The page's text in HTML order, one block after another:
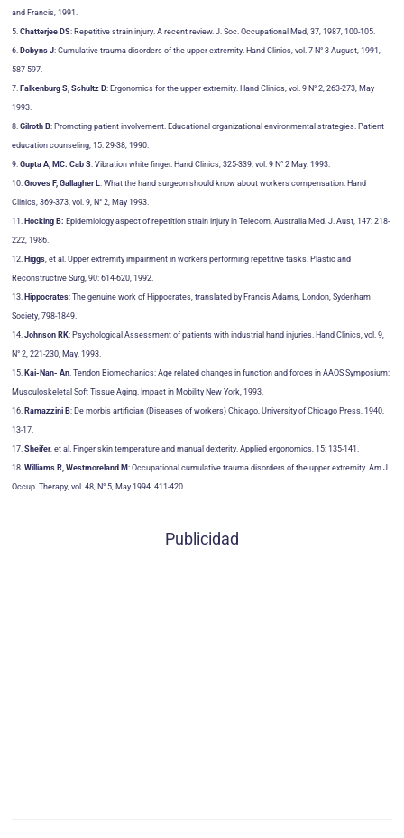
and Francis, 1991.
5. Chatterjee DS: Repetitive strain injury. A recent review. J. Soc. Occupational Med, 37, 1987, 100-105.
6. Dobyns J: Cumulative trauma disorders of the upper extremity. Hand Clinics, vol. 7 N° 3 August, 1991,
587-597.
7. Falkenburg S, Schultz D: Ergonomics for the upper extremity. Hand Clinics, vol. 9 N° 2, 263-273, May
1993.
8. Gilroth B: Promoting patient involvement. Educational organizational environmental strategies. Patient
education counseling, 15: 29-38, 1990.
9. Gupta A, MC. Cab S: Vibration white finger. Hand Clinics, 325-339, vol. 9 N° 2 May. 1993.
10. Groves F, Gallagher L: What the hand surgeon should know about workers compensation. Hand
Clinics, 369-373, vol. 9, N° 2, May 1993.
11. Hocking B: Epidemiology aspect of repetition strain injury in Telecom, Australia Med. J. Aust, 147: 218-
222, 1986.
12. Higgs, et al. Upper extremity impairment in workers performing repetitive tasks. Plastic and
Reconstructive Surg, 90: 614-620, 1992.
13. Hippocrates: The genuine work of Hippocrates, translated by Francis Adams, London, Sydenham
Society, 798-1849.
14. Johnson RK: Psychological Assessment of patients with industrial hand injuries. Hand Clinics, vol. 9,
N° 2, 221-230, May, 1993.
15. Kai-Nan- An. Tendon Biomechanics: Age related changes in function and forces in AAOS Symposium:
Musculoskeletal Soft Tissue Aging. Impact in Mobility New York, 1993.
16. Ramazzini B: De morbis artifician (Diseases of workers) Chicago, University of Chicago Press, 1940,
13-17.
17. Sheifer, et al. Finger skin temperature and manual dexterity. Applied ergonomics, 15: 135-141.
18. Williams R, Westmoreland M : Occupational cumulative trauma disorders of the upper extremity. Am J.
Occup. Therapy, vol. 48, N° 5, May 1994, 411-420.
Publicidad